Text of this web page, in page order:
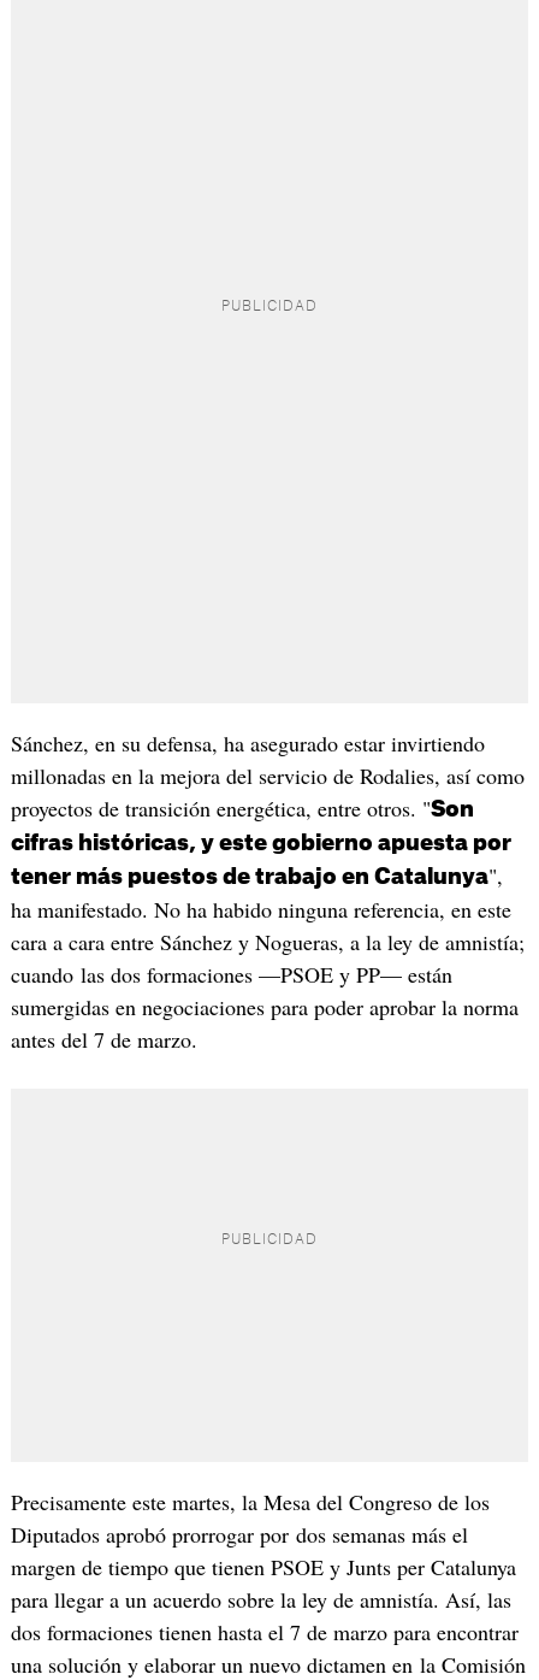
Sánchez, en su defensa, ha asegurado estar invirtiendo
millonadas en la mejora del servicio de Rodalies, así como
proyectos de transición energética, entre otros. "Son
cifras históricas, y este gobierno apuesta por
tener más puestos de trabajo en Catalunya",
ha manifestado. No ha habido ninguna referencia, en este
cara a cara entre Sánchez y Nogueras, a la ley de amnistía;
cuando las dos formaciones —PSOE y PP— están
sumergidas en negociaciones para poder aprobar la norma
antes del 7 de marzo.
Precisamente este martes, la Mesa del Congreso de los
Diputados aprobó prorrogar por dos semanas más el
margen de tiempo que tienen PSOE y Junts per Catalunya
para llegar a un acuerdo sobre la ley de amnistía. Así, las
dos formaciones tienen hasta el 7 de marzo para encontrar
una solución y elaborar un nuevo dictamen en la Comisión